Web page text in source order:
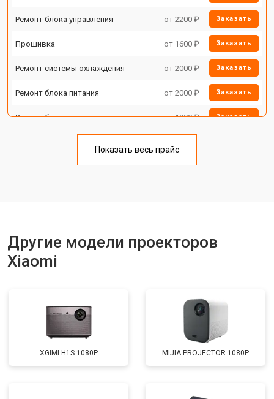
Ремонт блока управления от 2200 ₽ Заказать
Прошивка от 1600 ₽ Заказать
Ремонт системы охлаждения от 2000 ₽ Заказать
Ремонт блока питания от 2000 ₽ Заказать
Замена блока розжига от 1900 ₽ Заказать
Показать весь прайс
Другие модели проекторов
Xiaomi
XGIMI H1S 1080P MIJIA PROJECTOR 1080P